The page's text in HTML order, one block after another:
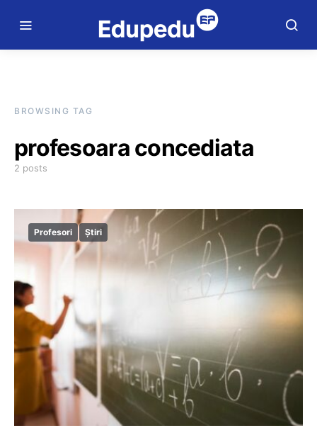
BROWSING TAG
profesoara concediata
2 posts
Profesori Știri